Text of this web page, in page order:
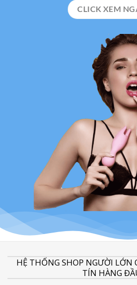
CLICK XEM
HỆ THỐNG SHOP NGƯỜI
TÍN HÀNG